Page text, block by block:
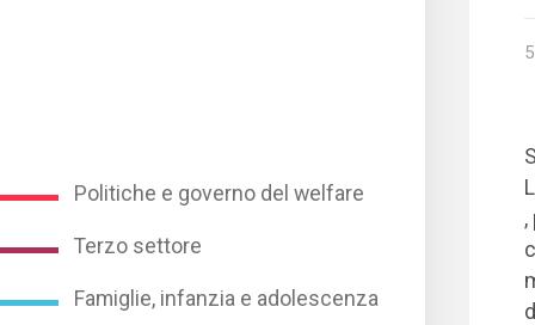
Politiche e governo del welfare
Terzo settore
Famiglie, infanzia e adolescenza
,